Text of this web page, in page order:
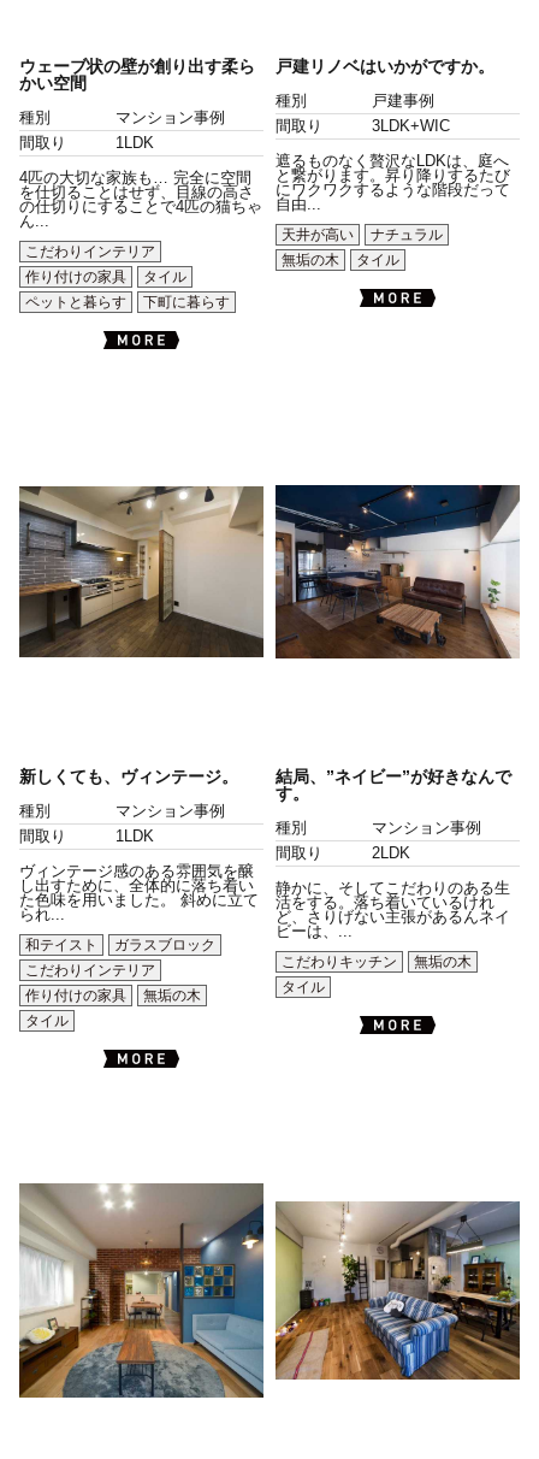
ウェーブ状の壁が創り出す柔ら
かい空間
種別
マンション事例
間取り
1LDK
4匹の大切な家族も… 完全に空間
を仕切ることはせず、目線の高さ
の仕切りにすることで4匹の猫ちゃ
ん...
こだわりインテリア
作り付けの家具
タイル
ペットと暮らす
下町に暮らす
戸建リノベはいかがですか。
種別
戸建事例
間取り
3LDK+WIC
遮るものなく贅沢なLDKは、庭へ
と繋がります。昇り降りするたび
にワクワクするような階段だって
自由...
天井が高い
ナチュラル
無垢の木
タイル
新しくても、ヴィンテージ。
種別
マンション事例
間取り
1LDK
ヴィンテージ感のある雰囲気を醸
し出すために、全体的に落ち着い
た色味を用いました。 斜めに立て
られ...
和テイスト
ガラスブロック
こだわりインテリア
作り付けの家具
無垢の木
タイル
結局、”ネイビー”が好きなんで
す。
種別
マンション事例
間取り
2LDK
静かに、そしてこだわりのある生
活をする。落ち着いているけれ
ど、さりげない主張があるんネイ
ビーは、...
こだわりキッチン
無垢の木
タイル